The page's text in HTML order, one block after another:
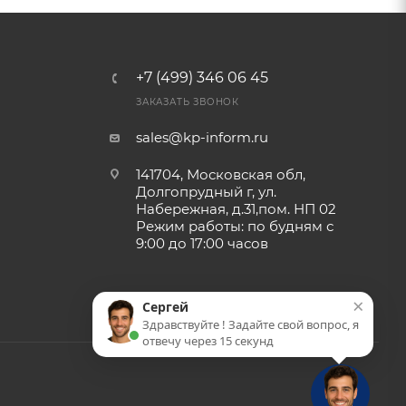
+7 (499) 346 06 45
ЗАКАЗАТЬ ЗВОНОК
sales@kp-inform.ru
141704, Московская обл,
Долгопрудный г, ул.
Набережная, д.31,пом. НП 02
Режим работы: по будням с
9:00 до 17:00 часов
×
Сергей
Здравствуйте ! Задайте свой вопрос, я
отвечу через 15 секунд